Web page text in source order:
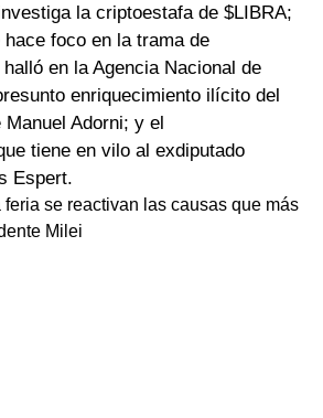
la criptoestafa de $LIBRA;
foco en la trama de
en la Agencia Nacional de
enriquecimiento ilícito del
Adorni; y el
tiene en vilo al exdiputado
Espert.